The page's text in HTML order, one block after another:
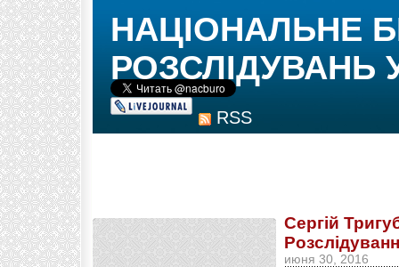
RSS
НАЦІОНАЛЬНЕ
РОЗСЛІДУВАНЬ
Сергій
июня 30, 2016